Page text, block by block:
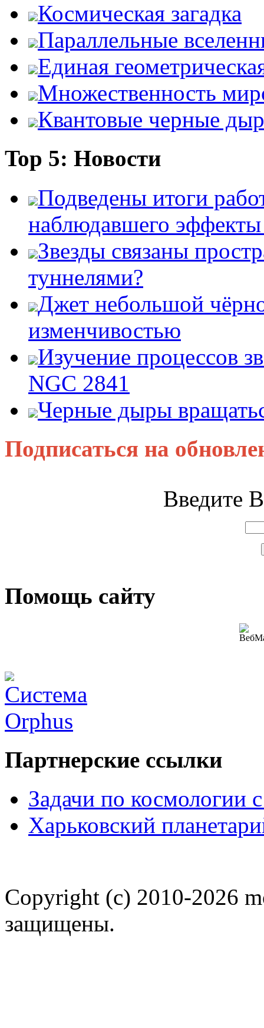
Космическая загадка
Параллельные
Единая
Множественность
Квантовые черные
Top 5: Новости
Подведены итоги
наблюдавшего
Звезды связаны
туннелями?
Джет небольшой
изменчивостью
Изучение процессов
NGC 2841
Черные дыры
Подписаться на
Введите
Помощь сайту
Партнерские ссылки
Задачи по космологии
Харьковский
Copyright (c) 2010-2026
защищены.